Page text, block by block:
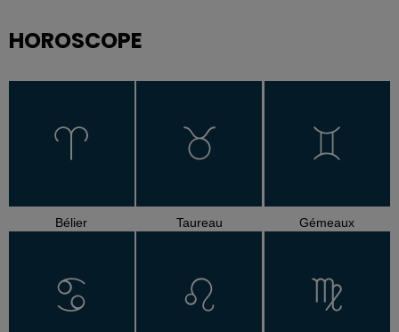
HOROSCOPE
Bélier Taureau Gémeaux